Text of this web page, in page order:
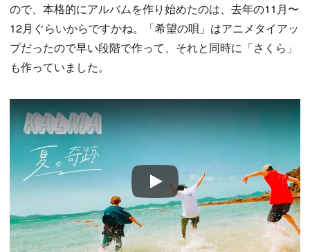
ので、本格的にアルバムを作り始めたのは、去年の11月〜
12月ぐらいからですかね。「希望の唄」はアニメタイアッ
プだったので早い段階で作って、それと同時に「さくら」
も作っていました。
Play